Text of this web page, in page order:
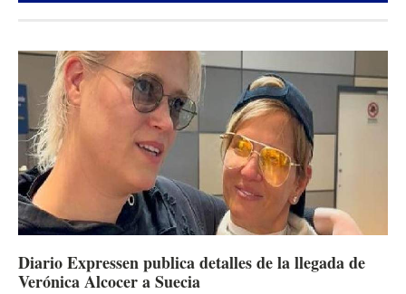
Diario Expressen publica detalles de la llegada de
Verónica Alcocer a Suecia